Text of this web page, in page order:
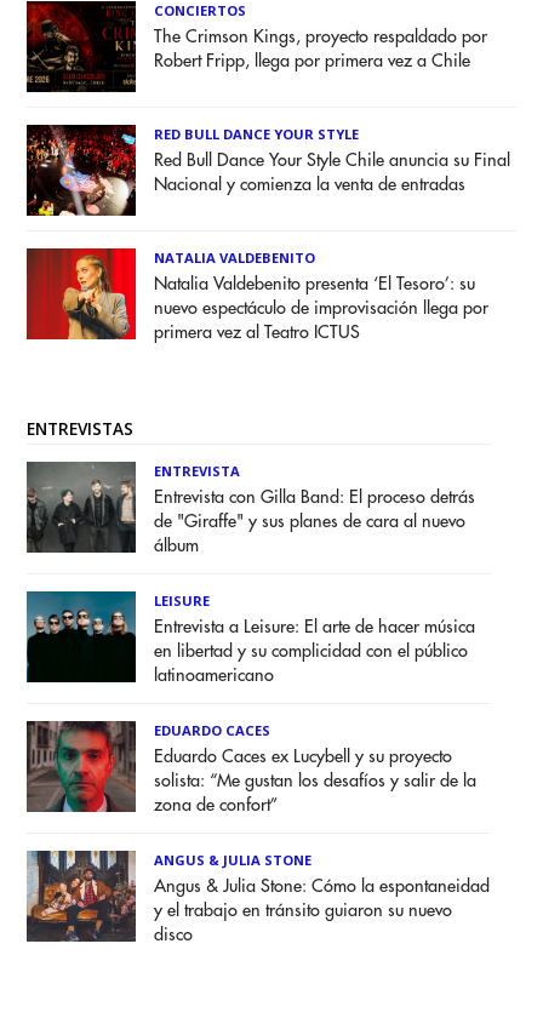
CONCIERTOS
The Crimson Kings, proyecto respaldado por
Robert Fripp, llega por primera vez a Chile
RED BULL DANCE YOUR STYLE
Red Bull Dance Your Style Chile anuncia su Final
Nacional y comienza la venta de entradas
NATALIA VALDEBENITO
Natalia Valdebenito presenta ‘El Tesoro’: su
nuevo espectáculo de improvisación llega por
primera vez al Teatro ICTUS
ENTREVISTAS
ENTREVISTA
Entrevista con Gilla Band: El proceso detrás
de "Giraffe" y sus planes de cara al nuevo
álbum
LEISURE
Entrevista a Leisure: El arte de hacer música
en libertad y su complicidad con el público
latinoamericano
EDUARDO CACES
Eduardo Caces ex Lucybell y su proyecto
solista: “Me gustan los desafíos y salir de la
zona de confort”
ANGUS & JULIA STONE
Angus & Julia Stone: Cómo la espontaneidad
y el trabajo en tránsito guiaron su nuevo
disco